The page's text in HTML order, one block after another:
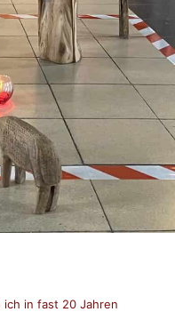
ich in fast 20 Jahren